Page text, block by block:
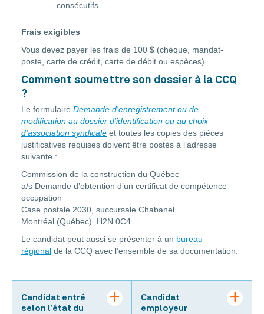
consécutifs.
Frais exigibles
Vous devez payer les frais de 100 $ (chèque, mandat-
poste, carte de crédit, carte de débit ou espèces).
Comment soumettre son dossier à la CCQ
?
Le formulaire Demande d'enregistrement ou de
modification au dossier d'identification ou au choix
d'association syndicale et toutes les copies des pièces
justificatives requises doivent être postés à l’adresse
suivante :
Commission de la construction du Québec
a/s Demande d’obtention d’un certificat de compétence
occupation
Case postale 2030, succursale Chabanel
Montréal (Québec) H2N 0C4
Le candidat peut aussi se présenter à un bureau
régional de la CCQ avec l’ensemble de sa documentation.
Candidat entré
selon l’état du
Candidat
employeur